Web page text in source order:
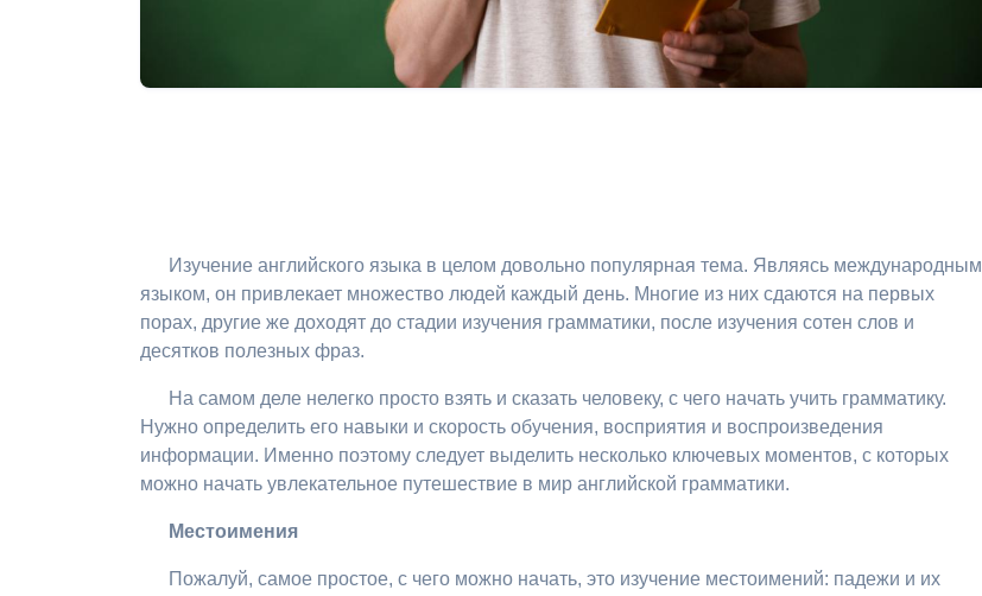
Изучение английского языка в целом довольно популярная тема. Являясь международным
языком, он привлекает множество людей каждый день. Многие из них сдаются на первых
порах, другие же доходят до стадии изучения грамматики, после изучения сотен слов и
десятков полезных фраз.
На самом деле нелегко просто взять и сказать человеку, с чего начать учить грамматику.
Нужно определить его навыки и скорость обучения, восприятия и воспроизведения
информации. Именно поэтому следует выделить несколько ключевых моментов, с которых
можно начать увлекательное путешествие в мир английской грамматики.
Местоимения
Пожалуй, самое простое, с чего можно начать, это изучение местоимений: падежи и их